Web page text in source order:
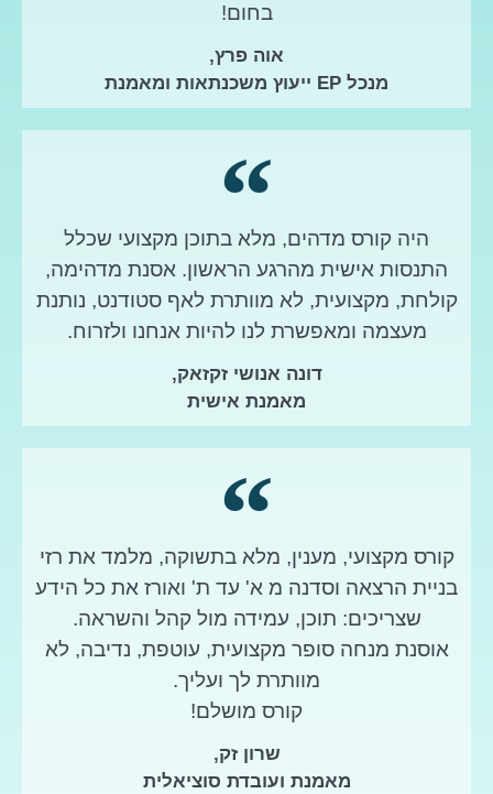
בחום!
אוה פרץ,
מנכל EP ייעוץ משכנתאות ומאמנת
היה קורס מדהים, מלא בתוכן מקצועי שכלל
התנסות אישית מהרגע הראשון. אסנת מדהימה,
קולחת, מקצועית, לא מוותרת לאף סטודנט, נותנת
מעצמה ומאפשרת לנו להיות אנחנו ולזרוח.
דונה אנושי זקזאק,
מאמנת אישית
קורס מקצועי, מענין, מלא בתשוקה, מלמד את רזי
בניית הרצאה וסדנה מ א' עד ת' ואורז את כל הידע
שצריכים: תוכן, עמידה מול קהל והשראה.
אוסנת מנחה סופר מקצועית, עוטפת, נדיבה, לא
מוותרת לך ועליך.
קורס מושלם!
שרון זק,
מאמנת ועובדת סוציאלית